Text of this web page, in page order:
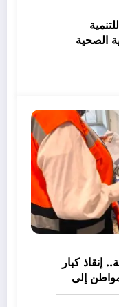
الصحية
إنقاذ كبار
مواطن إلى